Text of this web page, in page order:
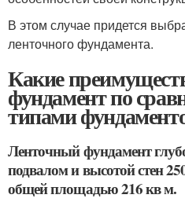
В этом случае придется
ленточного фундамента.
Какие
фундамент по
типами
Ленточный фундамент
подвалом и высотой стен
общей площадью 216 кв м.